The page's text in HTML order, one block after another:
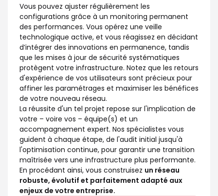
Vous pouvez ajuster régulièrement les
configurations grâce à un monitoring permanent
des performances. Vous opérez une veille
technologique active, et vous réagissez en décidant
d’intégrer des innovations en permanence, tandis
que les mises à jour de sécurité systématiques
protègent votre infrastructure. Notez que les retours
d'expérience de vos utilisateurs sont précieux pour
affiner les paramétrages et maximiser les bénéfices
de votre nouveau réseau.
La réussite d'un tel projet repose sur l'implication de
votre – voire vos – équipe(s) et un
accompagnement expert. Nos spécialistes vous
guident à chaque étape, de l'audit initial jusqu'à
l'optimisation continue, pour garantir une transition
maîtrisée vers une infrastructure plus performante.
En procédant ainsi, vous construisez un réseau
robuste, évolutif et parfaitement adapté aux
enjeux de votre entreprise.